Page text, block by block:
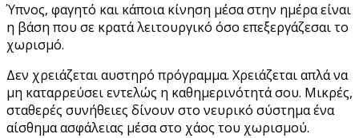
Ύπνος, φαγητό και κάποια κίνηση μέσα στην ημέρα είναι
η βάση που σε κρατά λειτουργικό όσο επεξεργάζεσαι το
χωρισμό.
Δεν χρειάζεται αυστηρό πρόγραμμα. Χρειάζεται απλά να
μη καταρρεύσει εντελώς η καθημερινότητά σου. Μικρές,
σταθερές συνήθειες δίνουν στο νευρικό σύστημα ένα
αίσθημα ασφάλειας μέσα στο χάος του χωρισμού.